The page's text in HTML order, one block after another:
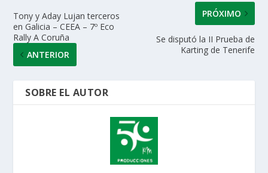
Tony y Aday Lujan terceros
en Galicia – CEEA – 7º Eco
Rally A Coruña
ANTERIOR
PRÓXIMO
Se disputó la II Prueba de
Karting de Tenerife
SOBRE EL AUTOR